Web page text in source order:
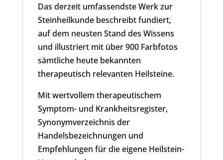
Das derzeit umfassendste Werk zur
Steinheilkunde beschreibt fundiert,
auf dem neusten Stand des Wissens
und illustriert mit über 900 Farbfotos
sämtliche heute bekannten
therapeutisch relevanten Heilsteine.
Mit wertvollem therapeutischem
Symptom- und Krankheitsregister,
Synonymverzeichnis der
Handelsbezeichnungen und
Empfehlungen für die eigene Heilstein-